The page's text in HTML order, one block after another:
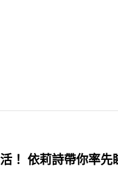
！ 依莉詩帶你率先